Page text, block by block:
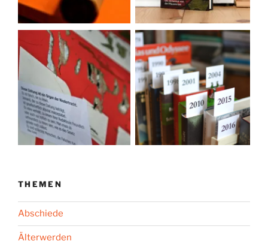
THEMEN
Abschiede
Älterwerden